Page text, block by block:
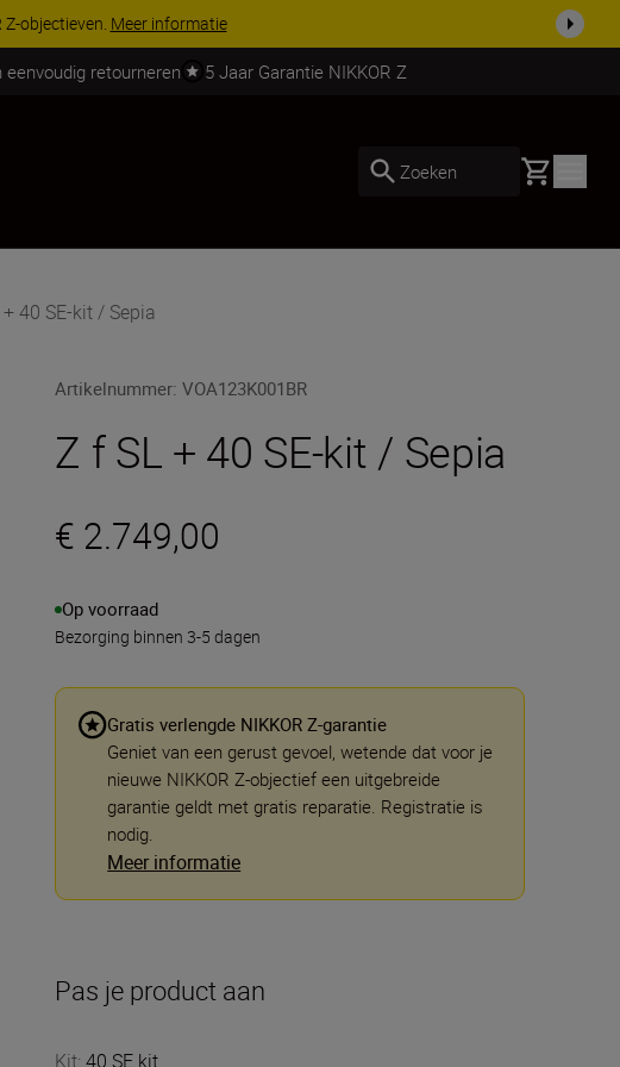
vandaag nog compleetKoop nu
eenvoudig retourneren 5 Jaar Garantie NIKKOR Z
Zoeken Basket
40 SE-kit / Sepia
Artikelnummer:VOA123K001BR
Z f SL + 40 SE-kit / Sepia
€ 2.749,00
Op voorraad
Bezorging binnen 3-5 dagen
Gratis verlengde NIKKOR Z-garantie
Geniet van een gerust gevoel, wetende dat voor je
nieuwe NIKKOR Z-objectief een uitgebreide
garantie geldt met gratis reparatie. Registratie is
nodig.
Meer informatie
Pas je product aan
Kit:40 SE kit